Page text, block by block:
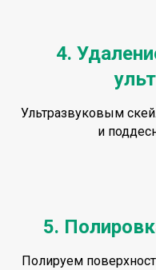
4.
Ультразвуковым
и
5.
Полируем